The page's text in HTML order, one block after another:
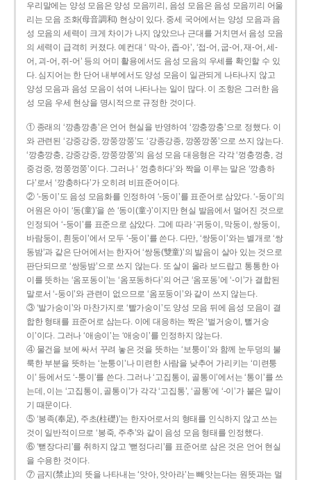
우리말에는 양성 모음은 양성 모음끼리, 음성 모음은 음성 모음끼리 어울
리는 모음 조화(母音調和) 현상이 있다. 중세 국어에서는 양성 모음과 음
성 모음의 세력이 크게 차이가 나지 않았으나 근대를 거치면서 음성 모음
의 세력이 급격히 커졌다. 예컨대 ‘ 막-아, 좁-아’, ‘접-어, 굽-어, 재-어, 세-
어, 괴-어, 쥐-어’ 등의 어미 활용에서도 음성 모음의 우세를 확인할 수 있
다. 심지어는 한 단어 내부에서도 양성 모음이 일관되게 나타나지 않고
양성 모음과 음성 모음이 섞여 나타나는 일이 많다. 이 조항은 그러한 음
성 모음 우세 현상을 명시적으로 규정한 것이다.
① 종래의 ‘깡총깡총’은 언어 현실을 반영하여 ‘깡충깡충’으로 정했다. 이
와 관련된 ‘강중강중, 깡쭝깡쭝’도 ‘강종강종, 깡쫑깡쫑’으로 쓰지 않는다.
‘깡충깡충, 강중강중, 깡쭝깡쭝’의 음성 모음 대응형은 각각 ‘껑충껑충, 겅
중겅중, 껑쭝껑쭝’이다. 그러나 ‘ 껑충하다’와 짝을 이루는 말은 ‘깡총하
다’로서 ‘깡충하다’가 오히려 비표준어이다.
② ‘-동이’도 음성 모음화를 인정하여 ‘-둥이’를 표준어로 삼았다. ‘-둥이’의
어원은 아이 ‘동(童)’을 쓴 ‘동이(童-)’이지만 현실 발음에서 멀어진 것으로
인정되어 ‘-둥이’를 표준으로 삼았다. 그에 따라 ‘귀둥이, 막둥이, 쌍둥이,
바람둥이, 흰둥이’에서 모두 ‘-둥이’를 쓴다. 다만, ‘쌍둥이’와는 별개로 ‘쌍
동밤’과 같은 단어에서는 한자어 ‘쌍동(雙童)’의 발음이 살아 있는 것으로
판단되므로 ‘쌍둥밤’으로 쓰지 않는다. 또 살이 올라 보드랍고 통통한 아
이를 뜻하는 ‘옴포동이’는 ‘옴포동하다’의 어근 ‘옴포동’에 ‘-이’가 결합된
말로서 ‘-둥이’와 관련이 없으므로 ‘옴포둥이’와 같이 쓰지 않는다.
③ ‘발가숭이’와 마찬가지로 ‘빨가숭이’도 양성 모음 뒤에 음성 모음이 결
합한 형태를 표준어로 삼는다. 이에 대응하는 짝은 ‘벌거숭이, 뻘거숭
이’이다. 그러나 ‘애송이’는 ‘애숭이’를 인정하지 않는다.
④ 물건을 보에 싸서 꾸려 놓은 것을 뜻하는 ‘보퉁이’와 함께 눈두덩의 불
룩한 부분을 뜻하는 ‘눈퉁이’나 미련한 사람을 낮추어 가리키는 ‘미련퉁
이’ 등에서도 ‘-퉁이’를 쓴다. 그러나 ‘고집통이, 골통이’에서는 ‘통이’를 쓰
는데, 이는 ‘고집통이, 골통이’가 각각 ‘고집통’, ‘골통’에 ‘-이’가 붙은 말이
기 때문이다.
⑤ ‘봉족(奉足), 주초(柱礎)’는 한자어로서의 형태를 인식하지 않고 쓰는
것이 일반적이므로 ‘봉죽, 주추’와 같이 음성 모음 형태를 인정했다.
⑥ ‘뻗장다리’를 취하지 않고 ‘뻗정다리’를 표준어로 삼은 것은 언어 현실
을 수용한 것이다.
⑦ 금지(禁止)의 뜻을 나타내는 ‘앗아, 앗아라’는 빼앗는다는 원뜻과는 멀